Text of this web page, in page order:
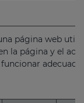
página web
la página y el